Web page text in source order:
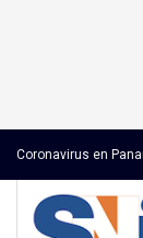
Coronavirus en